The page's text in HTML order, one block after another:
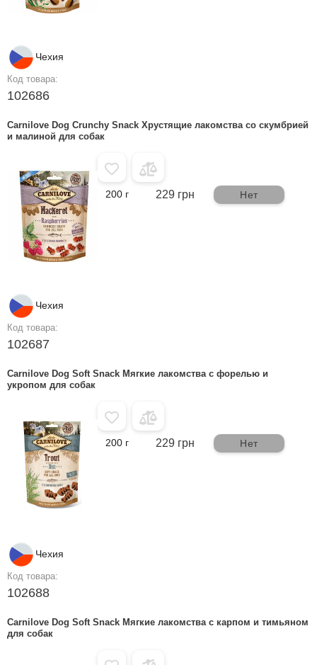
Чехия
Код товара:
102686
Carnilove Dog Crunchy Snack Хрустящие лакомства со скумбрией
и малиной для собак
Чехия
Код товара:
102687
200 г 229 грн Нет
Carnilove Dog Soft Snack Мягкие лакомства с форелью и
укропом для собак
Чехия
Код товара:
102688
200 г 229 грн Нет
Carnilove Dog Soft Snack Мягкие лакомства с карпом и тимьяном
для собак